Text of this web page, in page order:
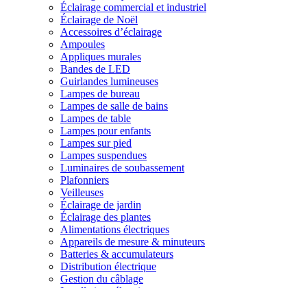
Éclairage commercial et industriel
Éclairage de Noël
Accessoires d’éclairage
Ampoules
Appliques murales
Bandes de LED
Guirlandes lumineuses
Lampes de bureau
Lampes de salle de bains
Lampes de table
Lampes pour enfants
Lampes sur pied
Lampes suspendues
Luminaires de soubassement
Plafonniers
Veilleuses
Éclairage de jardin
Éclairage des plantes
Alimentations électriques
Appareils de mesure & minuteurs
Batteries & accumulateurs
Distribution électrique
Gestion du câblage